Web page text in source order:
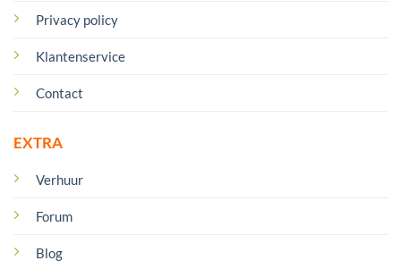
Privacy policy
Klantenservice
Contact
EXTRA
Verhuur
Forum
Blog